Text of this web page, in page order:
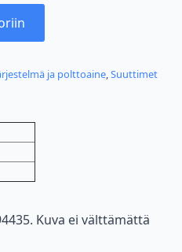
ja polttoaine,Suuttimet
Kuva ei välttämättä